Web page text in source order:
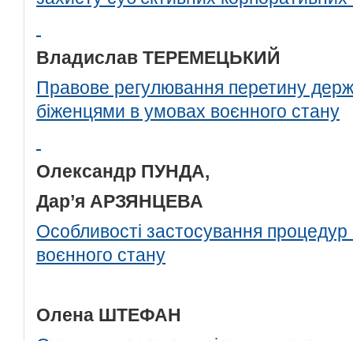
Владислав ТЕРЕМЕЦЬКИЙ
Правове регулювання перетину
біженцями в умовах воєнного стану
Олександр ПУНДА,
Дар’я АРЗЯНЦЕВА
Особливості застосування процедур
воєнного стану
Олена ШТЕФАН